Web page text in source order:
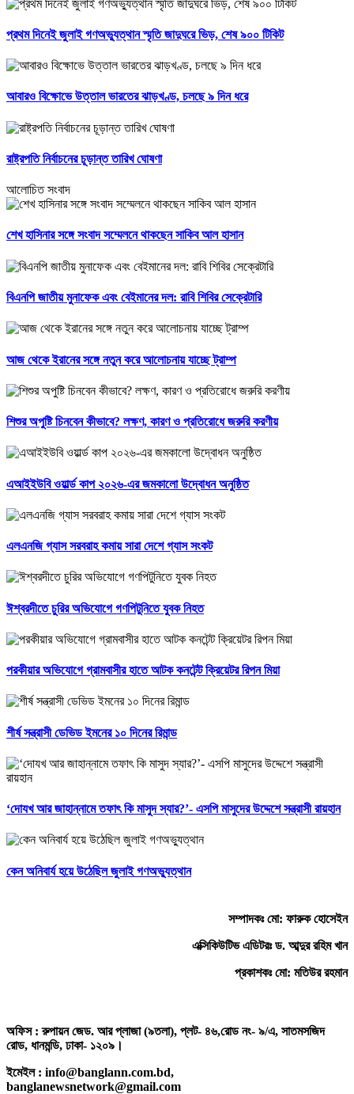
প্রথম দিনেই জুলাই গণঅভ্যুত্থান স্মৃতি জাদুঘরে ভিড়, শেষ ৯০০ টিকিট
আবারও বিক্ষোভে উত্তাল ভারতের ঝাড়খণ্ড, চলছে ৯ দিন ধরে
রাষ্ট্রপতি নির্বাচনের চূড়ান্ত তারিখ ঘোষণা
আলোচিত সংবাদ
শেখ হাসিনার সঙ্গে সংবাদ সম্মেলনে থাকছেন সাকিব আল হাসান
বিএনপি জাতীয় মুনাফেক এবং বেইমানের দল: রাবি শিবির সেক্রেটারি
আজ থেকে ইরানের সঙ্গে নতুন করে আলোচনায় যাচ্ছে ট্রাম্প
শিশুর অপুষ্টি চিনবেন কীভাবে? লক্ষণ, কারণ ও প্রতিরোধে জরুরি করণীয়
এআইইউবি ওয়ার্ল্ড কাপ ২০২৬-এর জমকালো উদ্বোধন অনুষ্ঠিত
এলএনজি গ্যাস সরবরাহ কমায় সারা দেশে গ্যাস সংকট
ঈশ্বরদীতে চুরির অভিযোগে গণপিটুনিতে যুবক নিহত
পরকীয়ার অভিযোগে গ্রামবাসীর হাতে আটক কনটেন্ট ক্রিয়েটর রিপন মিয়া
শীর্ষ সন্ত্রাসী ডেভিড ইমনের ১০ দিনের রিমান্ড
‘দোযখ আর জাহান্নামে তফাৎ কি মাসুদ স্যার?’- এসপি মাসুদের উদ্দেশে সন্ত্রাসী রায়হান
কেন অনিবার্য হয়ে উঠেছিল জুলাই গণঅভ্যুত্থান
সম্পাদকঃ মো: ফারুক হোসেইন
এক্সিকিউটিভ এডিটরঃ ড. আব্দুর রহিম খান
প্রকাশকঃ মো: মতিউর রহমান
অফিস : রুপায়ন জেড. আর প্লাজা (৯তলা), প্লট- ৪৬,রোড নং- ৯/এ, সাতমসজিদ
রোড, ধানমন্ডি, ঢাকা- ১২০৯।
ইমেইল : info@banglann.com.bd,
banglanewsnetwork@gmail.com